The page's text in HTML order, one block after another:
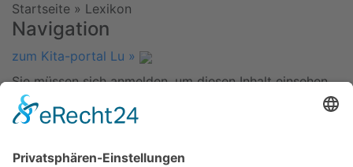
Startseite » Lexikon
Navigation
zum Kita-portal Lu »
Sie müssen sich anmelden, um diesen Inhalt einsehen
zu können. Bitte
Werden Sie
Mitglied bei uns
Kitas